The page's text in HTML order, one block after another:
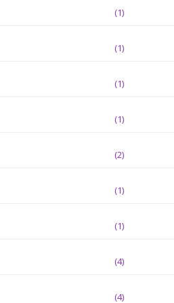
(1)
(1)
(1)
(1)
(2)
(1)
(1)
(4)
(4)